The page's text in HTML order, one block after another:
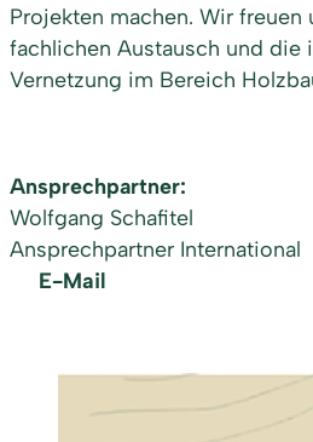
Projekten machen. Wir freuen
fachlichen Austausch und die
Vernetzung im Bereich
Ansprechpartner:
Wolfgang Schafitel
Ansprechpartner International
E-Mail